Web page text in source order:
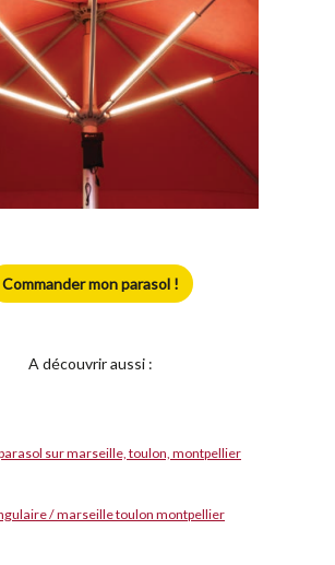
Commander mon parasol !
A découvrir aussi :
sur marseille, toulon, montpellier
/ marseille toulon montpellier